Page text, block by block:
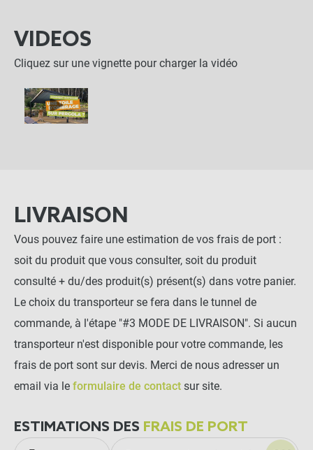
VIDEOS
Cliquez sur une vignette pour charger la vidéo
LIVRAISON
Vous pouvez faire une estimation de vos frais de port :
soit du produit que vous consulter, soit du produit
consulté + du/des produit(s) présent(s) dans votre panier.
Le choix du transporteur se fera dans le tunnel de
commande, à l'étape "#3 MODE DE LIVRAISON". Si aucun
transporteur n'est disponible pour votre commande, les
frais de port sont sur devis. Merci de nous adresser un
email via le formulaire de contact sur site.
ESTIMATIONS DES FRAIS DE PORT